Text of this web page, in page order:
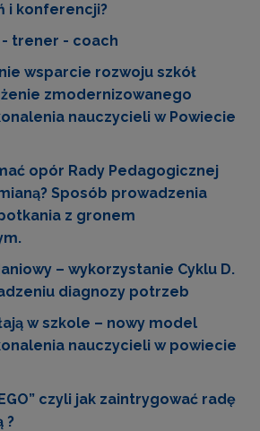
i konferencji?
trener - coach
wsparcie rozwoju szkół
zmodernizowanego
nauczycieli w Powiecie
opór Rady Pedagogicznej
Sposób prowadzenia
z gronem
– wykorzystanie Cyklu D.
diagnozy potrzeb
w szkole – nowy model
nauczycieli w powiecie
czyli jak zaintrygować radę
?